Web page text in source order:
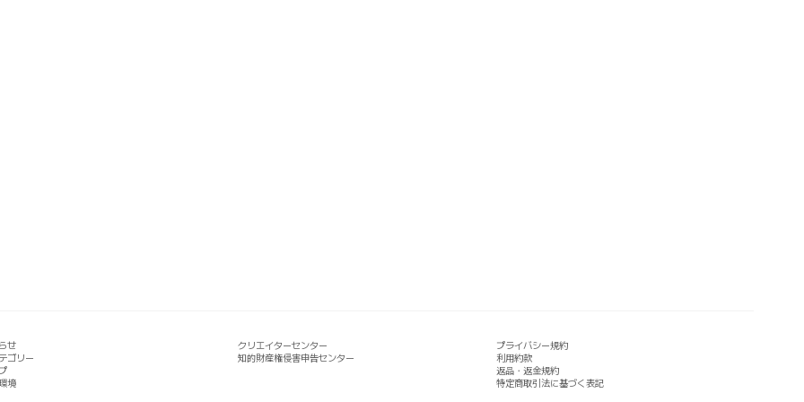
せ
ゴリー
境
クリエイターセンター
知的財産権侵害申告センター
プライバシー規約
利用約款
返品・返金規約
特定商取引法に基づく表記